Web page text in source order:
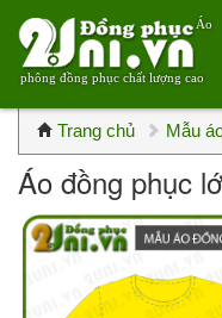
Áo
phông đồng phục chất lượng cao
Trang chủ Mẫu
Áo đồng phục